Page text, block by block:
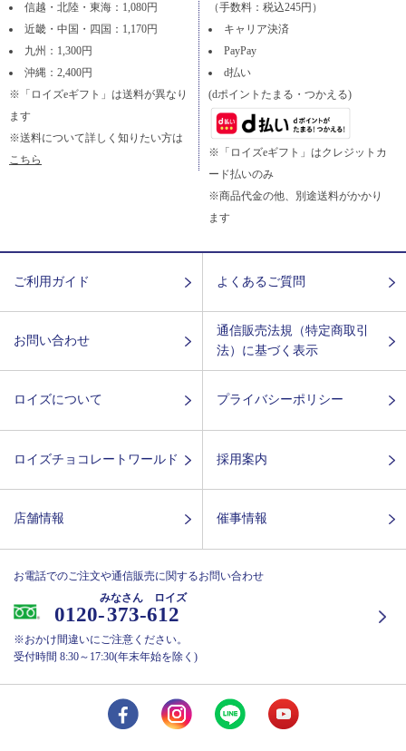
信越・北陸・東海：1,080円
近畿・中国・四国：1,170円
九州：1,300円
沖縄：2,400円
※「ロイズeギフト」は送料が異なり
ます
※送料について詳しく知りたい方は
こちら
（手数料：税込245円）
キャリア決済
PayPay
d払い
(dポイントたまる・つかえる)
※「ロイズeギフト」はクレジットカ
ード払いのみ
※商品代金の他、別途送料がかかり
ます
ご利用ガイド よくあるご質問
お問い合わせ
通信販売法規（特定商取引
法）に基づく表示
ロイズについて プライバシーポリシー
ロイズチョコレートワールド 採用案内
店舗情報 催事情報
お電話でのご注文や通信販売に関するお問い合わせ
0120-373-612
みなさん ロイズ
※おかけ間違いにご注意ください。
受付時間 8:30～17:30(年末年始を除く)